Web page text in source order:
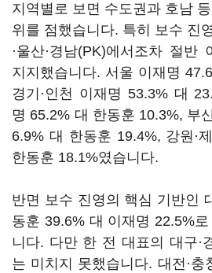
지역별로 보면 수도권과 호남
위를 점했습니다. 특히 보수 진
·울산·경남(PK)에서조차 절
지지했습니다. 서울 이재명
경기·인천 이재명 53.3% 대
명 65.2% 대 한동훈 10.3%, 부
6.9% 대 한동훈 19.4%, 강원·
한동훈 18.1%였습니다.
반면 보수 진영의 핵심 기반인
동훈 39.6% 대 이재명 22.5%
니다. 다만 한 전 대표의 대구·
는 미치지 못했습니다. 대전·충